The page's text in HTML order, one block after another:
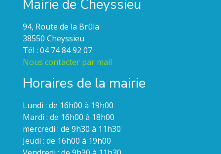
Mairie de Cheyssieu
94, Route de la Brûla
38550 Cheyssieu
Tél : 04 74 84 92 07
Nous contacter par mail
Horaires de la mairie
Lundi : de 16h00 à 19h00
Mardi : de 16h00 à 18h00
mercredi : de 9h30 à 11h30
Jeudi : de 16h00 à 19h00